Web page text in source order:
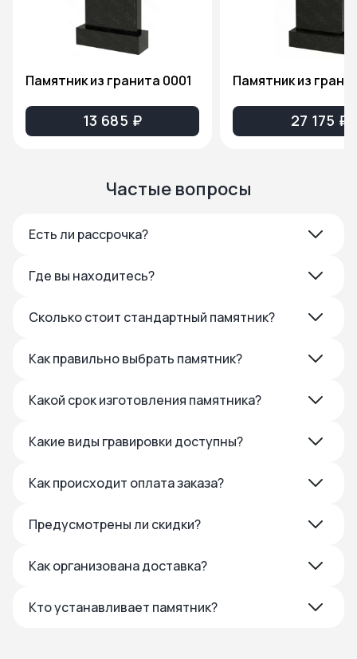
Памятник из гранита 0001
13 685 ₽ 27 175 ₽
Частые вопросы
Есть ли рассрочка?
Где вы находитесь?
Сколько стоит стандартный памятник?
Как правильно выбрать памятник?
Какой срок изготовления памятника?
Какие виды гравировки доступны?
Как происходит оплата заказа?
Предусмотрены ли скидки?
Как организована доставка?
Кто устанавливает памятник?